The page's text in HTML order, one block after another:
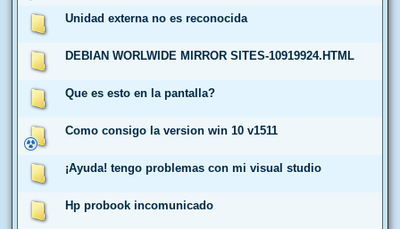
Unidad externa no es reconocida
DEBIAN WORLWIDE MIRROR SITES-10919924.HTML
Que es esto en la pantalla?
Como consigo la version win 10 v1511
¡Ayuda! tengo problemas con mi visual studio
Hp probook incomunicado